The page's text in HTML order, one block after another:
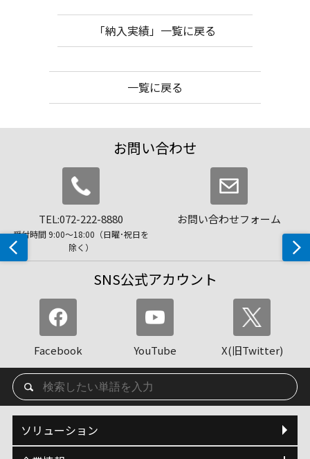
「納入実績」一覧に戻る
一覧に戻る
お問い合わせ
TEL:072-222-8880
受付時間 9:00〜18:00（日曜･祝日を
除く）
お問い合わせフォーム
SNS公式アカウント
Facebook YouTube X(旧Twitter)
ソリューション